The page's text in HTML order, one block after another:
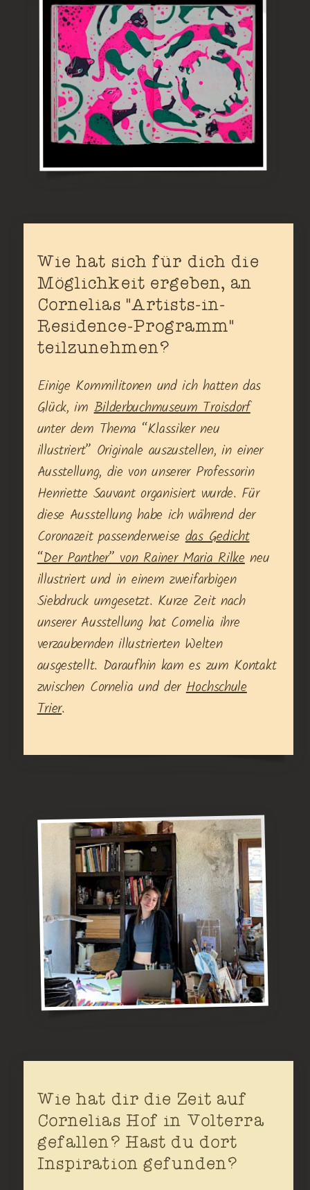
Wie hat sich für dich die
Möglichkeit ergeben, an
Cornelias "Artists-in-
Residence-Programm"
teilzunehmen?
Einige Kommilitonen und ich hatten das
Glück, imBilderbuchmuseum Troisdorf
unter dem Thema “Klassiker neu
illustriert” Originale auszustellen, in einer
Ausstellung, die von unserer Professorin
Henriette Sauvant organisiert wurde. Für
diese Ausstellung habe ich während der
Coronazeit passenderweisedas Gedicht
“Der Panther” von Rainer Maria Rilkeneu
illustriert und in einem zweifarbigen
Siebdruck umgesetzt. Kurze Zeit nach
unserer Ausstellung hat Cornelia ihre
verzaubernden illustrierten Welten
ausgestellt. Daraufhin kam es zum Kontakt
zwischen Cornelia und derHochschule
Trier.
Wie hat dir die Zeit auf
Cornelias Hof in Volterra
gefallen? Hast du dort
Inspiration gefunden?